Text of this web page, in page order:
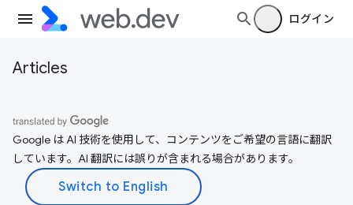
ログイン
Articles
Google は AI 技術を使用して、コンテンツをご希望の言語に翻訳
しています。AI 翻訳には誤りが含まれる場合があります。